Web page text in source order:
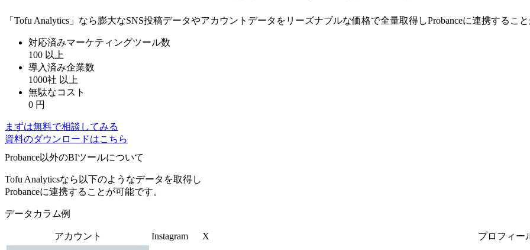
「Tofu Analytics」なら膨大なSNS投稿データやアカウントデータをリーズナブルな価格で全量取得しProbanceに連携すること
対応済みマーケティングツール数
100 以上
導入済み企業数
1000社 以上
無駄なコスト
0 円
まずは無料で相談してみる
資料のダウンロードはこちら
Probance以外のBIツールについて
Tofu Analyticsなら以下のようなデータを取得し
Probanceに連携することが可能です。
データカラム例
アカウント Instagram X プロフィー